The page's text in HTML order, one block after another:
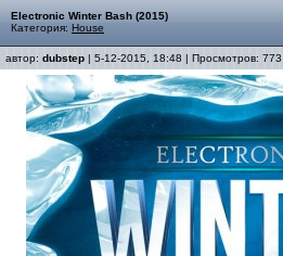
Electronic Winter Bash (2015)
Категория: House
автор: dubstep | 5-12-2015, 18:48 | Просмотров: 773